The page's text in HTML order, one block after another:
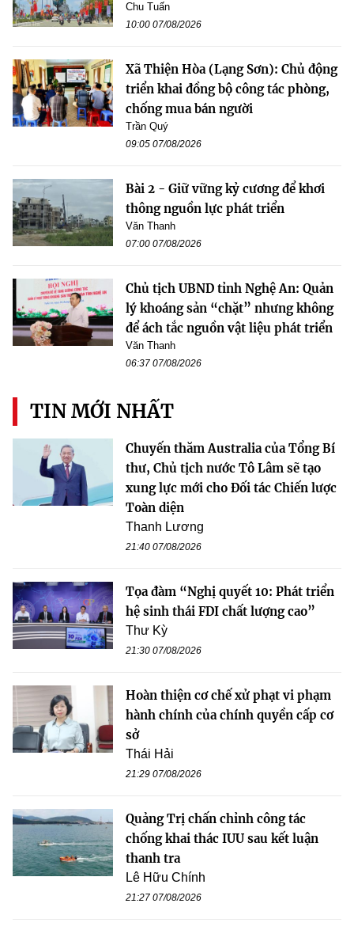
Chu Tuấn
10:00 07/08/2026
Xã Thiện Hòa (Lạng Sơn): Chủ động
triển khai đồng bộ công tác phòng,
chống mua bán người
Trần Quý
09:05 07/08/2026
Bài 2 - Giữ vững kỷ cương để khơi
thông nguồn lực phát triển
Văn Thanh
07:00 07/08/2026
Chủ tịch UBND tỉnh Nghệ An: Quản
lý khoáng sản “chặt” nhưng không
để ách tắc nguồn vật liệu phát triển
Văn Thanh
06:37 07/08/2026
TIN MỚI NHẤT
Chuyến thăm Australia của Tổng Bí
thư, Chủ tịch nước Tô Lâm sẽ tạo
xung lực mới cho Đối tác Chiến lược
Toàn diện
Thanh Lương
21:40 07/08/2026
Tọa đàm “Nghị quyết 10: Phát triển
hệ sinh thái FDI chất lượng cao”
Thư Kỳ
21:30 07/08/2026
Hoàn thiện cơ chế xử phạt vi phạm
hành chính của chính quyền cấp cơ
sở
Thái Hải
21:29 07/08/2026
Quảng Trị chấn chỉnh công tác
chống khai thác IUU sau kết luận
thanh tra
Lê Hữu Chính
21:27 07/08/2026